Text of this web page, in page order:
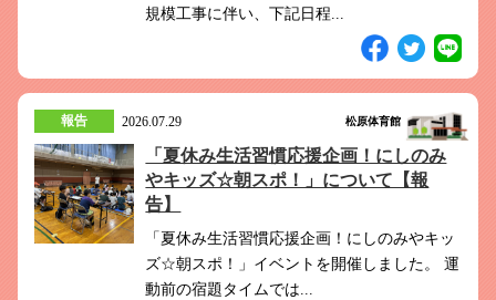
規模工事に伴い、下記日程...
報告 2026.07.29 松原体育館
「夏休み生活習慣応援企画！にしのみ
やキッズ☆朝スポ！」について【報
告】
「夏休み生活習慣応援企画！にしのみやキッ
ズ☆朝スポ！」イベントを開催しました。 運
動前の宿題タイムでは...